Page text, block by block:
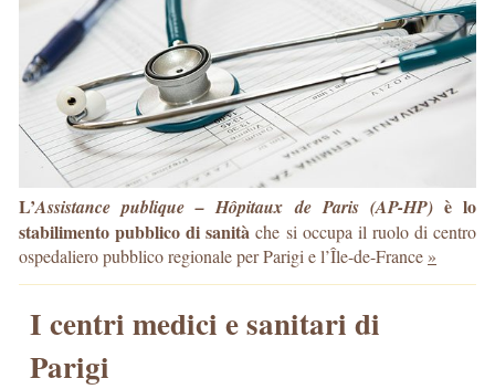
L’Assistance publique – Hôpitaux de Paris (AP-HP)è lo
stabilimento pubblico di sanità che si occupa il ruolo di centro
ospedaliero pubblico regionale per Parigi e l’Île-de-France »
I centri medici e sanitari di
Parigi